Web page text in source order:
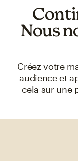
Nous
Créez votre
audience et
cela sur une